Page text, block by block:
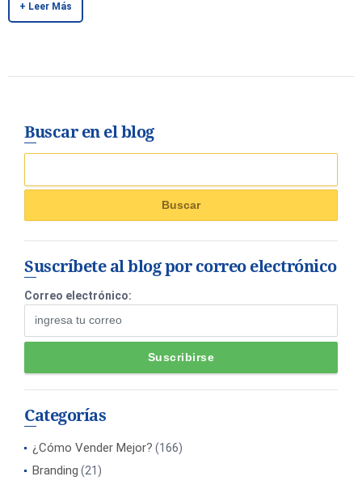
+ Leer Más
Buscar en el blog
Suscríbete al blog por correo electrónico
Correo electrónico:
Categorías
¿Cómo Vender Mejor? (166)
Branding (21)